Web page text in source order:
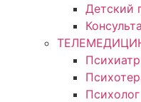
Детский